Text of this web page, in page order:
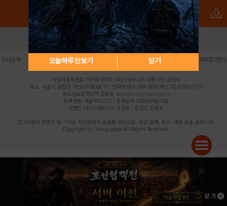
오늘하루 안보기 닫기
로그인 PC버전 전체앱
회사소개 | 개인정보 처리방침 불법촬영물 신고센터 제휴광고문의
사업자등록번호:119-86-61101 (주)스마트나우 대표이사:송현두
주소: 서울시 금천구 가산디지털1로 171 연락처:063-284-8635 팩스:02-6265-0377
청소년보호책임자:김동욱 desk@hungryapp.co.kr
등록번호:서울아02322 | 등록일자:2016년4월25일
발행인:(주)스마트나우 송현두 | 편집인:김동욱
헝그리앱의 콘텐츠 및 기사는 저작권법의 보호를 받으므로, 무단 전재, 복사, 배포 등을 금합니다.
Copyright (c) HungryApp All Rights Reserved.